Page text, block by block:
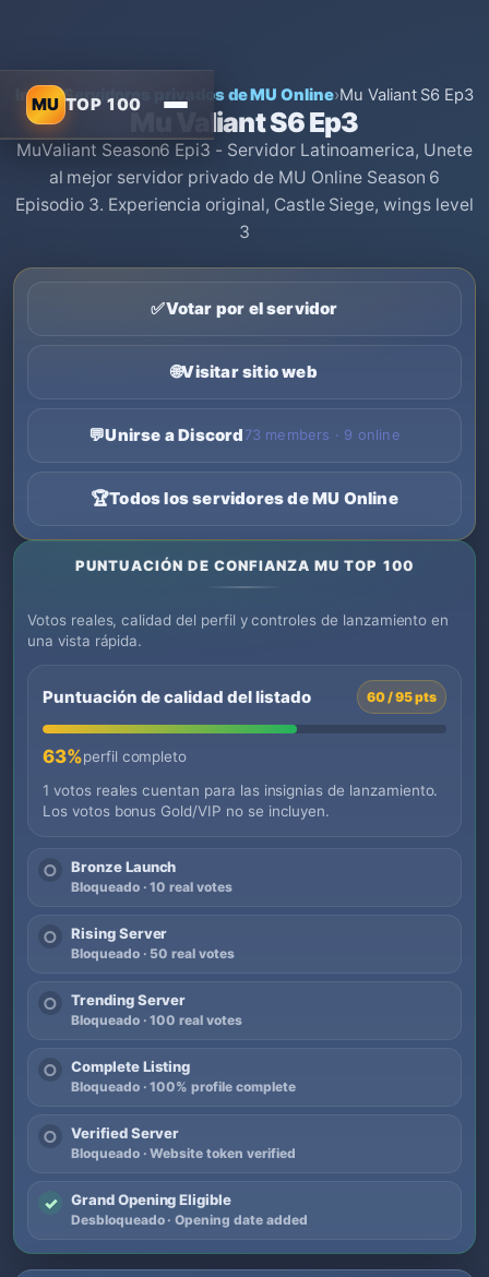
MU TOP 100
Inicio›Servidores privados de MU Online›Mu Valiant S6 Ep3
Mu Valiant S6 Ep3
MuValiant Season6 Epi3 - Servidor Latinoamerica, Unete
al mejor servidor privado de MU Online Season 6
Episodio 3. Experiencia original, Castle Siege, wings level
3
✅Votar por el servidor
🌐Visitar sitio web
💬Unirse a Discord 73 members · 9 online
🏆Todos los servidores de MU Online
PUNTUACIÓN DE CONFIANZA MU TOP 100
Votos reales, calidad del perfil y controles de lanzamiento en
una vista rápida.
Puntuación de calidad del listado 60 / 95 pts
63%perfil completo
1 votos reales cuentan para las insignias de lanzamiento.
Los votos bonus Gold/VIP no se incluyen.
○ Bronze Launch
Bloqueado · 10 real votes
○ Rising Server
Bloqueado · 50 real votes
○ Trending Server
Bloqueado · 100 real votes
○ Complete Listing
Bloqueado · 100% profile complete
○ Verified Server
Bloqueado · Website token verified
✓ Grand Opening Eligible
Desbloqueado · Opening date added